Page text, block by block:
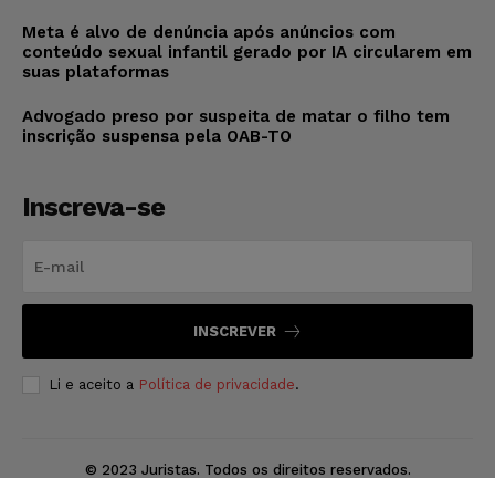
Meta é alvo de denúncia após anúncios com
conteúdo sexual infantil gerado por IA circularem em
suas plataformas
Advogado preso por suspeita de matar o filho tem
inscrição suspensa pela OAB-TO
Inscreva-se
INSCREVER
Li e aceito a Política de privacidade.
© 2023 Juristas. Todos os direitos reservados.